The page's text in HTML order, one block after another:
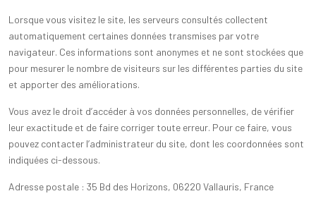
Lorsque vous visitez le site, les serveurs consultés collectent
automatiquement certaines données transmises par votre
navigateur. Ces informations sont anonymes et ne sont stockées que
pour mesurer le nombre de visiteurs sur les différentes parties du site
et apporter des améliorations.
Vous avez le droit d’accéder à vos données personnelles, de vérifier
leur exactitude et de faire corriger toute erreur. Pour ce faire, vous
pouvez contacter l’administrateur du site, dont les coordonnées sont
indiquées ci-dessous.
Adresse postale : 35 Bd des Horizons, 06220 Vallauris, France